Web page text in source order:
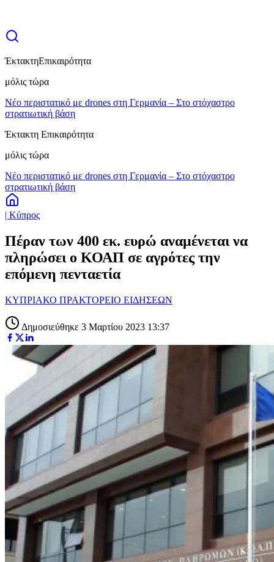
ΈκτακτηΕπικαιρότητα
μόλις τώρα
Νέο περιστατικό με drones στη Γερμανία – Στο στόχαστρο
στρατιωτική βάση
Έκτακτη Επικαιρότητα
μόλις τώρα
Νέο περιστατικό με drones στη Γερμανία – Στο στόχαστρο
στρατιωτική βάση
| Κύπρος
Πέραν των 400 εκ. ευρώ αναμένεται να
πληρώσει ο ΚΟΑΠ σε αγρότες την
επόμενη πενταετία
ΚΥΠΡΙΑΚΟ ΠΡΑΚΤΟΡΕΙΟ ΕΙΔΗΣΕΩΝ
Δημοσιεύθηκε 3 Μαρτίου 2023 13:37